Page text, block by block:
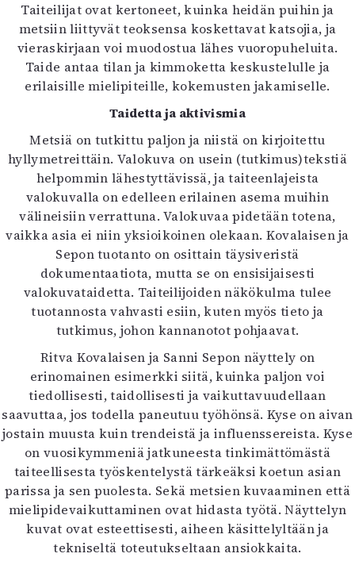
Taiteilijat ovat kertoneet, kuinka heidän puihin ja
metsiin liittyvät teoksensa koskettavat katsojia, ja
vieraskirjaan voi muodostua lähes vuoropuheluita.
Taide antaa tilan ja kimmoketta keskustelulle ja
erilaisille mielipiteille, kokemusten jakamiselle.
Taidetta ja aktivismia
Metsiä on tutkittu paljon ja niistä on kirjoitettu
hyllymetreittäin. Valokuva on usein (tutkimus)tekstiä
helpommin lähestyttävissä, ja taiteenlajeista
valokuvalla on edelleen erilainen asema muihin
välineisiin verrattuna. Valokuvaa pidetään totena,
vaikka asia ei niin yksioikoinen olekaan. Kovalaisen ja
Sepon tuotanto on osittain täysiveristä
dokumentaatiota, mutta se on ensisijaisesti
valokuvataidetta. Taiteilijoiden näkökulma tulee
tuotannosta vahvasti esiin, kuten myös tieto ja
tutkimus, johon kannanotot pohjaavat.
Ritva Kovalaisen ja Sanni Sepon näyttely on
erinomainen esimerkki siitä, kuinka paljon voi
tiedollisesti, taidollisesti ja vaikuttavuudellaan
saavuttaa, jos todella paneutuu työhönsä. Kyse on aivan
jostain muusta kuin trendeistä ja influenssereista. Kyse
on vuosikymmeniä jatkuneesta tinkimättömästä
taiteellisesta työskentelystä tärkeäksi koetun asian
parissa ja sen puolesta. Sekä metsien kuvaaminen että
mielipidevaikuttaminen ovat hidasta työtä. Näyttelyn
kuvat ovat esteettisesti, aiheen käsittelyltään ja
tekniseltä toteutukseltaan ansiokkaita.